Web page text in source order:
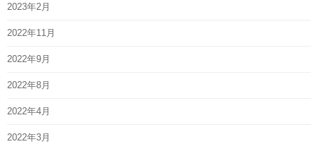
2023年2月
2022年11月
2022年9月
2022年8月
2022年4月
2022年3月